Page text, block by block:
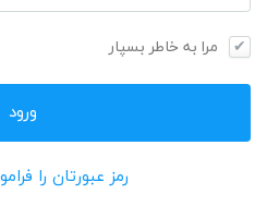
مرا به خاطر بسپار
رمز عبورتان را